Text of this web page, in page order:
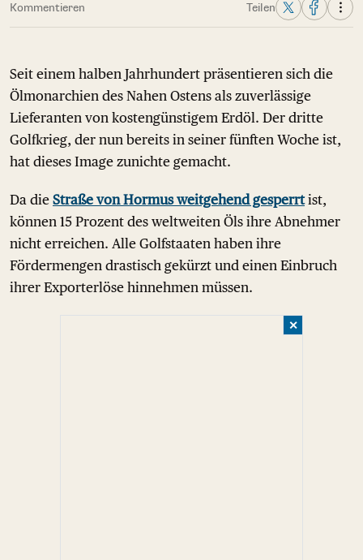
Kommentieren Teilen
Seit einem halben Jahrhundert präsentieren sich die
Ölmonarchien des Nahen Ostens als zuverlässige
Lieferanten von kostengünstigem Erdöl. Der dritte
Golfkrieg, der nun bereits in seiner fünften Woche ist,
hat dieses Image zunichte gemacht.
Da die Straße von Hormus weitgehend gesperrtist,
können 15 Prozent des weltweiten Öls ihre Abnehmer
nicht erreichen. Alle Golfstaaten haben ihre
Fördermengen drastisch gekürzt und einen Einbruch
ihrer Exporterlöse hinnehmen müssen.
✕